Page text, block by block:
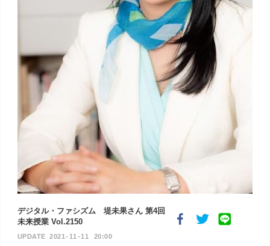
デジタル・ファシズム 堤未果さん 第4回
未来授業 Vol.2150
2021 11 11 20:00